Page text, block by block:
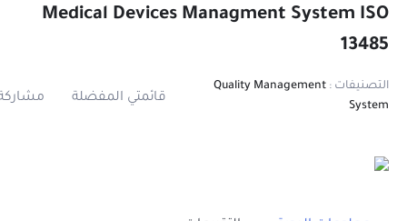
Medical Devices Managment System ISO
13485
التصنيفات :Quality Management
System
قائمتي المفضلة مشاركة